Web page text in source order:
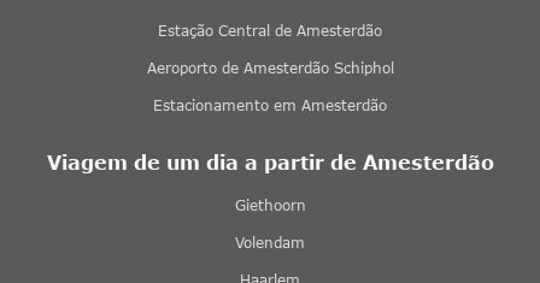
Estação Central de Amesterdão
Aeroporto de Amesterdão Schiphol
Estacionamento em Amesterdão
Viagem de um dia a partir de Amesterdão
Giethoorn
Volendam